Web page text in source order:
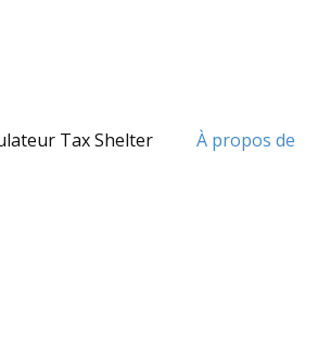
Tax Shelter À propos de